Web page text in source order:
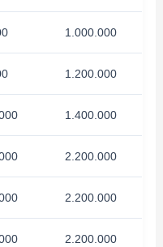
1.000.000
1.200.000
1.400.000
2.200.000
2.200.000
2.200.000